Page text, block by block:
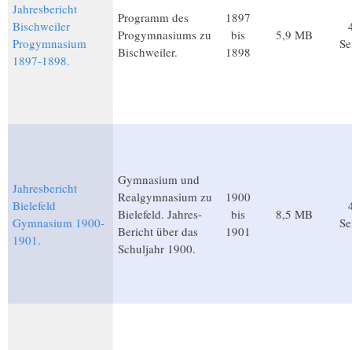
Jahresbericht
Bischweiler
Progymnasium
1897-1898.
Programm des
Progymnasiums zu
Bischweiler.
1897
bis
1898
5,9 MB
Jahresbericht
Bielefeld
Gymnasium 1900-
1901.
Gymnasium und
Realgymnasium zu
Bielefeld. Jahres-
Bericht über das
Schuljahr 1900.
1900
bis
1901
8,5 MB